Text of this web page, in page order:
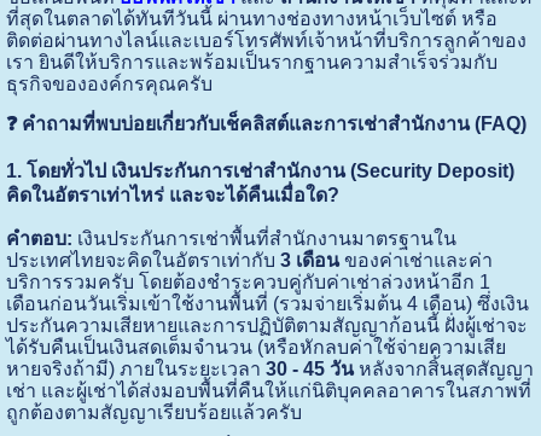
ที่สุดในตลาดได้ทันทีวันนี้ ผ่านทางช่องทางหน้าเว็บไซต์ หรือ
ติดต่อผ่านทางไลน์และเบอร์โทรศัพท์เจ้าหน้าที่บริการลูกค้าของ
เรา ยินดีให้บริการและพร้อมเป็นรากฐานความสำเร็จร่วมกับ
ธุรกิจขององค์กรคุณครับ
❓ คำถามที่พบบ่อยเกี่ยวกับเช็คลิสต์และการเช่าสำนักงาน (FAQ)
1. โดยทั่วไป เงินประกันการเช่าสำนักงาน (Security Deposit)
คิดในอัตราเท่าไหร่ และจะได้คืนเมื่อใด?
คำตอบ: เงินประกันการเช่าพื้นที่สำนักงานมาตรฐานใน
ประเทศไทยจะคิดในอัตราเท่ากับ 3 เดือนของค่าเช่าและค่า
บริการรวมครับ โดยต้องชำระควบคู่กับค่าเช่าล่วงหน้าอีก 1
เดือนก่อนวันเริ่มเข้าใช้งานพื้นที่ (รวมจ่ายเริ่มต้น 4 เดือน) ซึ่งเงิน
ประกันความเสียหายและการปฏิบัติตามสัญญาก้อนนี้ ฝั่งผู้เช่าจะ
ได้รับคืนเป็นเงินสดเต็มจำนวน (หรือหักลบค่าใช้จ่ายความเสีย
หายจริงถ้ามี) ภายในระยะเวลา 30 - 45 วันหลังจากสิ้นสุดสัญญา
เช่า และผู้เช่าได้ส่งมอบพื้นที่คืนให้แก่นิติบุคคลอาคารในสภาพที่
ถูกต้องตามสัญญาเรียบร้อยแล้วครับ